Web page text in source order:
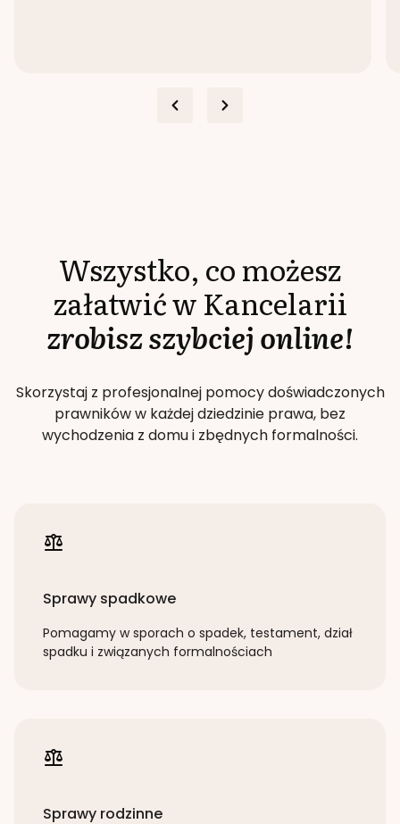
Wszystko, co możesz
załatwić w Kancelarii
zrobisz szybciej online!
Skorzystaj z profesjonalnej pomocy doświadczonych
prawników w każdej dziedzinie prawa, bez
wychodzenia z domu i zbędnych formalności.
Sprawy spadkowe
Pomagamy w sporach o spadek, testament, dział
spadku i związanych formalnościach
Sprawy rodzinne